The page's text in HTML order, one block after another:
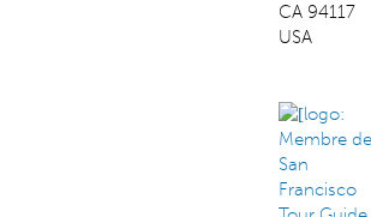
CA 94117
USA